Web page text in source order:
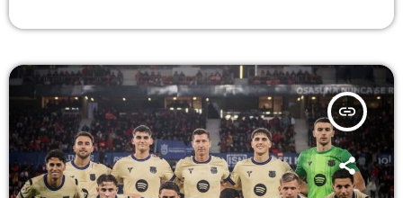
insert_link